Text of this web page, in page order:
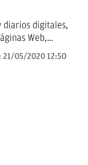
diarios digitales,
Web,
textos
y de
como a la
21/05/2020 12:50